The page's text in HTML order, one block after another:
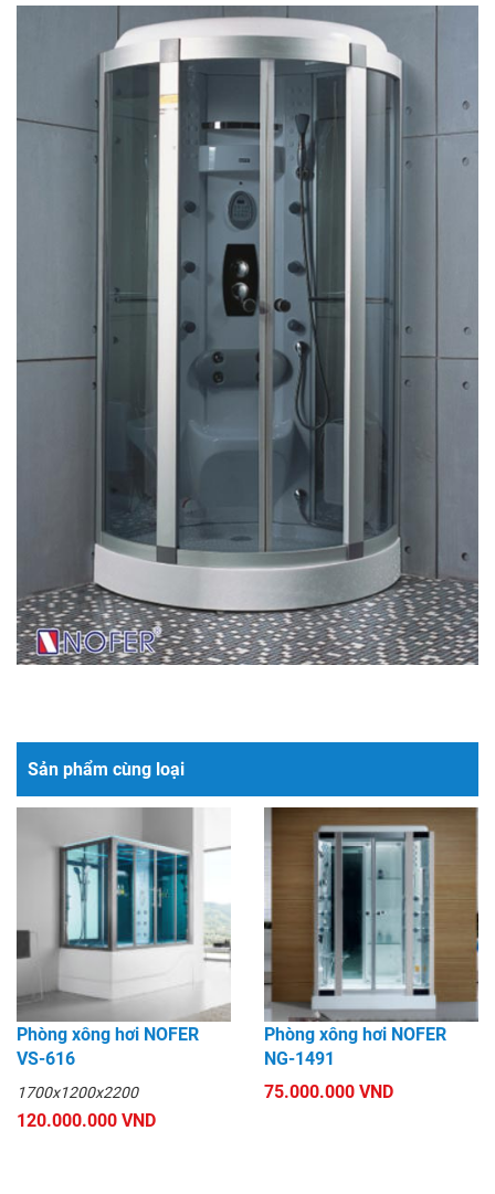
Sản phẩm cùng loại
Phòng xông hơi NOFER
VS-616
1700x1200x2200
120.000.000 VND
Phòng xông hơi NOFER
NG-1491
75.000.000 VND